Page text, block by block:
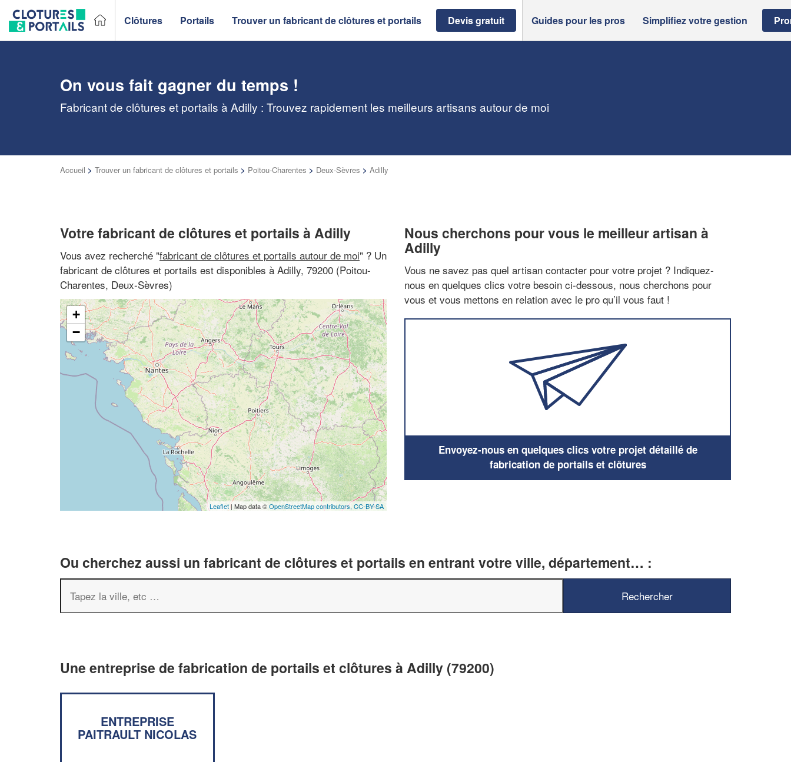
Clôtures Portails Trouver un fabricant de clôtures et portails Devis gratuit Guides pour les pros Simplifiez votre gestion
On vous fait gagner du temps !
Fabricant de clôtures et portails à Adilly : Trouvez rapidement les meilleurs artisans autour de moi
Accueil > Trouver un fabricant de clôtures et portails > Poitou-Charentes > Deux-Sèvres > Adilly
Votre fabricant de clôtures et portails à Adilly
Vous avez recherché "fabricant de clôtures et portails autour de moi" ? Un
fabricant de clôtures et portails est disponibles à Adilly, 79200 (Poitou-
Charentes, Deux-Sèvres)
+
−
Leaflet| Map data ©OpenStreetMap contributors, CC-BY-SA
Nous cherchons pour vous le meilleur artisan à
Adilly
Vous ne savez pas quel artisan contacter pour votre projet ? Indiquez-
nous en quelques clics votre besoin ci-dessous, nous cherchons pour
vous et vous mettons en relation avec le pro qu’il vous faut !
Envoyez-nous en quelques clics votre projet détaillé de
fabrication de portails et clôtures
Ou cherchez aussi un fabricant de clôtures et portails en entrant votre ville, département… :
Une entreprise de fabrication de portails et clôtures à Adilly (79200)
ENTREPRISE
PAITRAULT NICOLAS
✕
Vous êtes un